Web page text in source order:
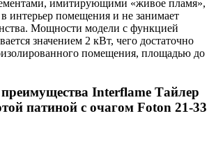
имитирующими «живое пламя»,
интерьер помещения и не занимает
Мощности модели с функцией
значением 2 кВт, чего достаточно
помещения, площадью до
Interflame Тайлер
патиной с очагом Foton 21-33